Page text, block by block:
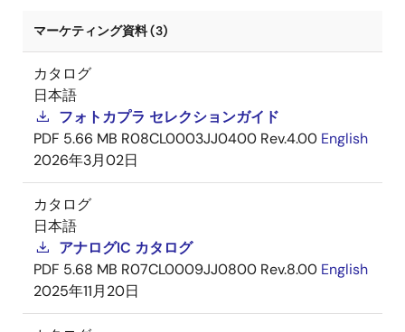
マーケティング資料 (3)
カタログ
日本語
フォトカプラ セレクションガイド
PDF 5.66 MB R08CL0003JJ0400 Rev.4.00 English
2026年3月02日
カタログ
日本語
アナログIC カタログ
PDF 5.68 MB R07CL0009JJ0800 Rev.8.00 English
2025年11月20日